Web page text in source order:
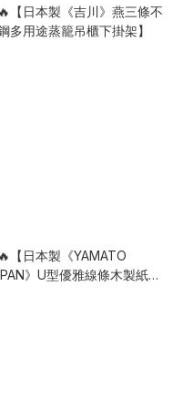
【日本製《吉川》燕三條不
多用途蒸籠吊櫃下掛架】
【日本製《YAMATO
》U型優雅線條木製紙巾